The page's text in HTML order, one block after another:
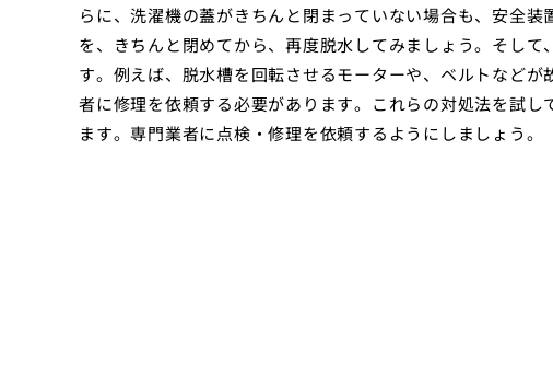
らに、洗濯機の蓋がきちんと閉まっていない場合も、安全
を、きちんと閉めてから、再度脱水してみましょう。そし
す。例えば、脱水槽を回転させるモーターや、ベルトなど
者に修理を依頼する必要があります。これらの対処法を試
ます。専門業者に点検・修理を依頼するようにしましょう。